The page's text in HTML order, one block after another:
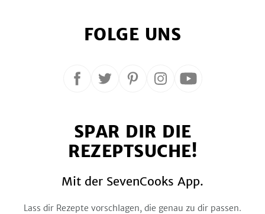
FOLGE UNS
Folge
Facebook
Folge
Twitter
Folge
Pinterest
Folge
Instagram
Folge
YouTube
SPAR DIR DIE
REZEPTSUCHE!
Mit der SevenCooks App.
Lass dir Rezepte vorschlagen, die genau zu dir passen.